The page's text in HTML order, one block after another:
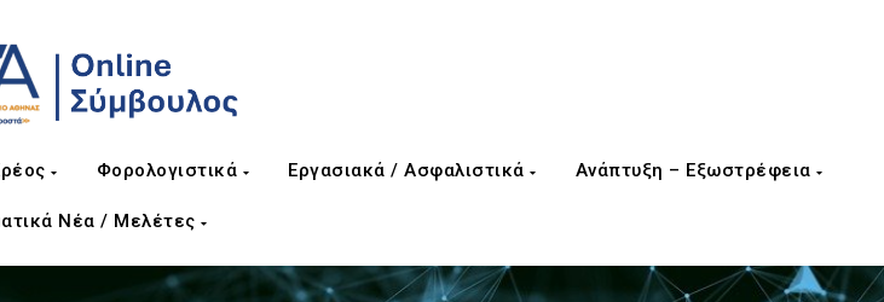
Φορολογιστικά Εργασιακά / Ασφαλιστικά Ανάπτυξη – Εξωστρέφεια
Νέα / Μελέτες